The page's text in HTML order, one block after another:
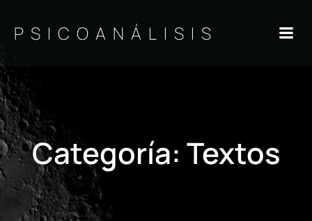
contenido
PSICOANÁLISIS
Categoría: Textos